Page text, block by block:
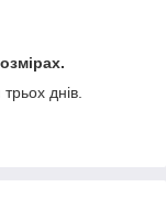
днів.